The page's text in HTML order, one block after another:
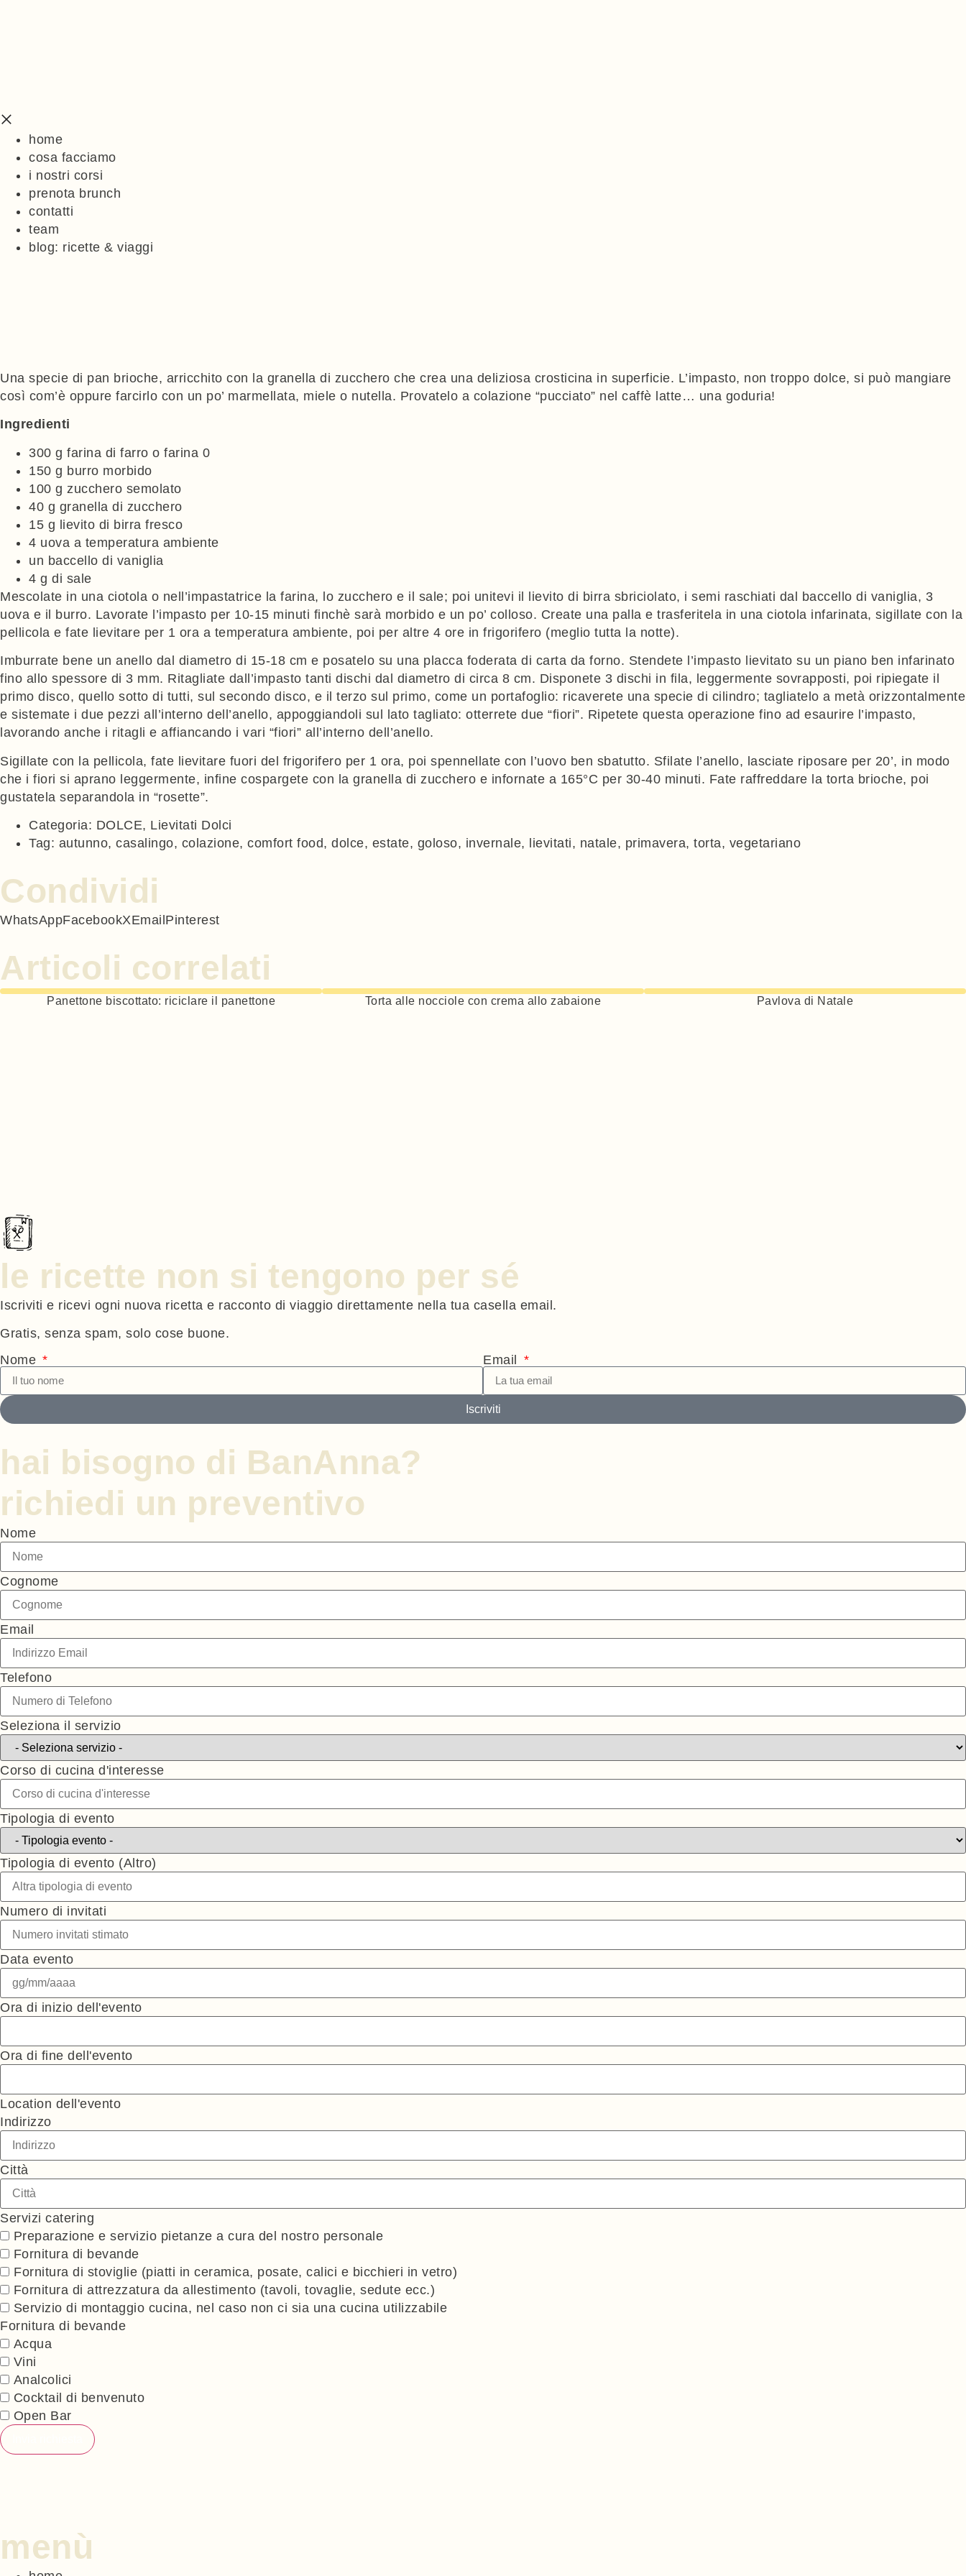
home
cosa facciamo
i nostri corsi
prenota brunch
contatti
team
blog: ricette & viaggi
Una specie di pan brioche, arricchito con la granella di zucchero che crea una deliziosa crosticina in superficie. L’impasto, non troppo dolce, si può mangiare
così com’è oppure farcirlo con un po’ marmellata, miele o nutella. Provatelo a colazione “pucciato” nel caffè latte… una goduria!
Ingredienti
300 g farina di farro o farina 0
150 g burro morbido
100 g zucchero semolato
40 g granella di zucchero
15 g lievito di birra fresco
4 uova a temperatura ambiente
un baccello di vaniglia
4 g di sale
Mescolate in una ciotola o nell’impastatrice la farina, lo zucchero e il sale; poi unitevi il lievito di birra sbriciolato, i semi raschiati dal baccello di vaniglia, 3
uova e il burro. Lavorate l’impasto per 10-15 minuti finchè sarà morbido e un po’ colloso. Create una palla e trasferitela in una ciotola infarinata, sigillate con la
pellicola e fate lievitare per 1 ora a temperatura ambiente, poi per altre 4 ore in frigorifero (meglio tutta la notte).
Imburrate bene un anello dal diametro di 15-18 cm e posatelo su una placca foderata di carta da forno. Stendete l’impasto lievitato su un piano ben infarinato
fino allo spessore di 3 mm. Ritagliate dall’impasto tanti dischi dal diametro di circa 8 cm. Disponete 3 dischi in fila, leggermente sovrapposti, poi ripiegate il
primo disco, quello sotto di tutti, sul secondo disco, e il terzo sul primo, come un portafoglio: ricaverete una specie di cilindro; tagliatelo a metà orizzontalmente
e sistemate i due pezzi all’interno dell’anello, appoggiandoli sul lato tagliato: otterrete due “fiori”. Ripetete questa operazione fino ad esaurire l’impasto,
lavorando anche i ritagli e affiancando i vari “fiori” all’interno dell’anello.
Sigillate con la pellicola, fate lievitare fuori del frigorifero per 1 ora, poi spennellate con l’uovo ben sbatutto. Sfilate l’anello, lasciate riposare per 20’, in modo
che i fiori si aprano leggermente, infine cospargete con la granella di zucchero e infornate a 165°C per 30-40 minuti. Fate raffreddare la torta brioche, poi
gustatela separandola in “rosette”.
Categoria: DOLCE, Lievitati Dolci
Tag: autunno, casalingo, colazione, comfort food, dolce, estate, goloso, invernale, lievitati, natale, primavera, torta, vegetariano
Condividi
WhatsAppFacebookXEmailPinterest
Articoli correlati
Panettone biscottato: riciclare il panettone Torta alle nocciole con crema allo zabaione Pavlova di Natale
le ricette non si tengono per sé
Iscriviti e ricevi ogni nuova ricetta e racconto di viaggio direttamente nella tua casella email.
Gratis, senza spam, solo cose buone.
Nome
Email
Iscriviti
hai bisogno di BanAnna?
richiedi un preventivo
Nome
Cognome
Email
Telefono
Seleziona il servizio
Corso di cucina d'interesse
Tipologia di evento
Tipologia di evento (Altro)
Numero di invitati
Data evento
Ora di inizio dell'evento
Ora di fine dell'evento
Location dell'evento
Indirizzo
Città
Servizi catering
Preparazione e servizio pietanze a cura del ⁠nostro personale
Fornitura di bevande
⁠Fornitura di stoviglie (piatti in ceramica, posate, calici e bicchieri in vetro)
Fornitura di attrezzatura da allestimento (tavoli, tovaglie, sedute ecc.)
Servizio di montaggio cucina, nel caso non ci sia una cucina utilizzabile
Fornitura di bevande
Acqua
Vini
Analcolici
Cocktail di benvenuto
Open Bar
menù